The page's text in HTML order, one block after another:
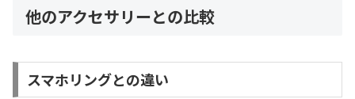
他のアクセサリーとの比較
スマホリングとの違い